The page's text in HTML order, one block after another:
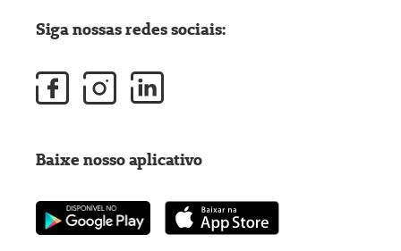
Siga nossas redes sociais:
Baixe nosso aplicativo